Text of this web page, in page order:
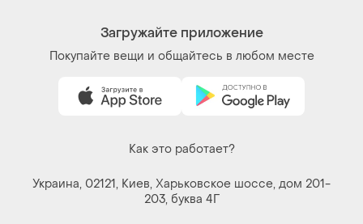
Загружайте приложение
Покупайте вещи и общайтесь в любом месте
Как это работает?
Украина, 02121, Киев, Харьковское шоссе, дом 201-
203, буква 4Г